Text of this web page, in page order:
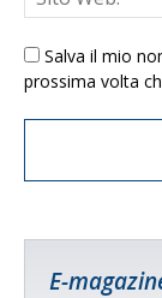
Salva il mio
prossima volta
E-